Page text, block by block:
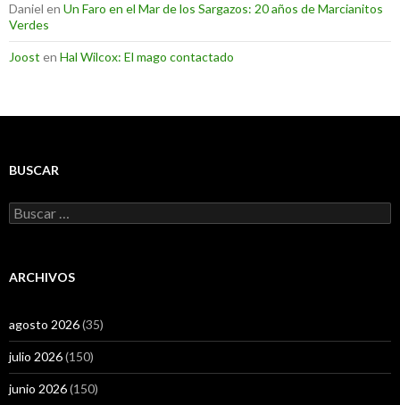
Daniel en Un Faro en el Mar de los Sargazos: 20 años de Marcianitos
Verdes
Joost en Hal Wilcox: El mago contactado
BUSCAR
Buscar:
ARCHIVOS
agosto 2026(35)
julio 2026(150)
junio 2026(150)